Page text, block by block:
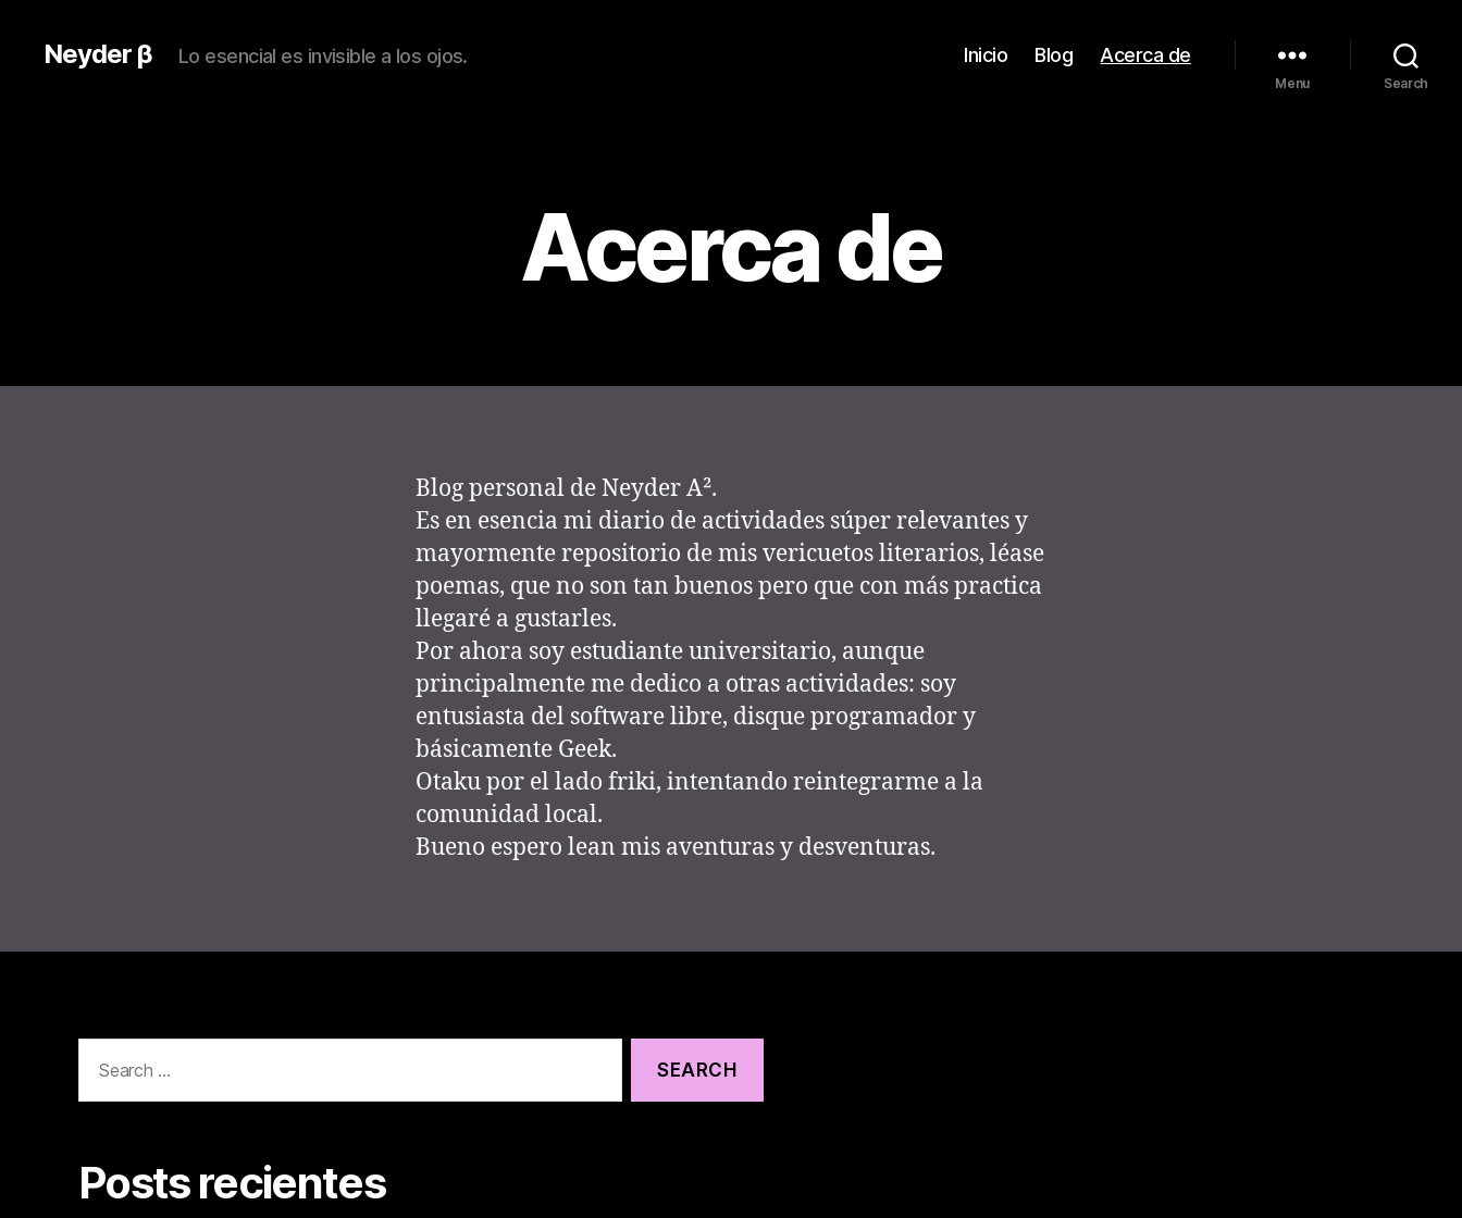
Neyder β Lo esencial es invisible a los ojos. Inicio Blog Acerca de
Menu Search
Acerca de
Blog personal de Neyder A².
Es en esencia mi diario de actividades súper relevantes y
mayormente repositorio de mis vericuetos literarios, léase
poemas, que no son tan buenos pero que con más practica
llegaré a gustarles.
Por ahora soy estudiante universitario, aunque
principalmente me dedico a otras actividades: soy
entusiasta del software libre, disque programador y
básicamente Geek.
Otaku por el lado friki, intentando reintegrarme a la
comunidad local.
Bueno espero lean mis aventuras y desventuras.
for:
Posts recientes